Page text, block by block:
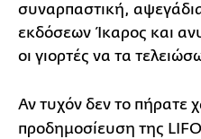
συναρπαστική,
εκδόσεων Ίκαρος και
οι γιορτές να τα
Αν τυχόν δεν το πήρατε
προδημοσίευση της LIFO